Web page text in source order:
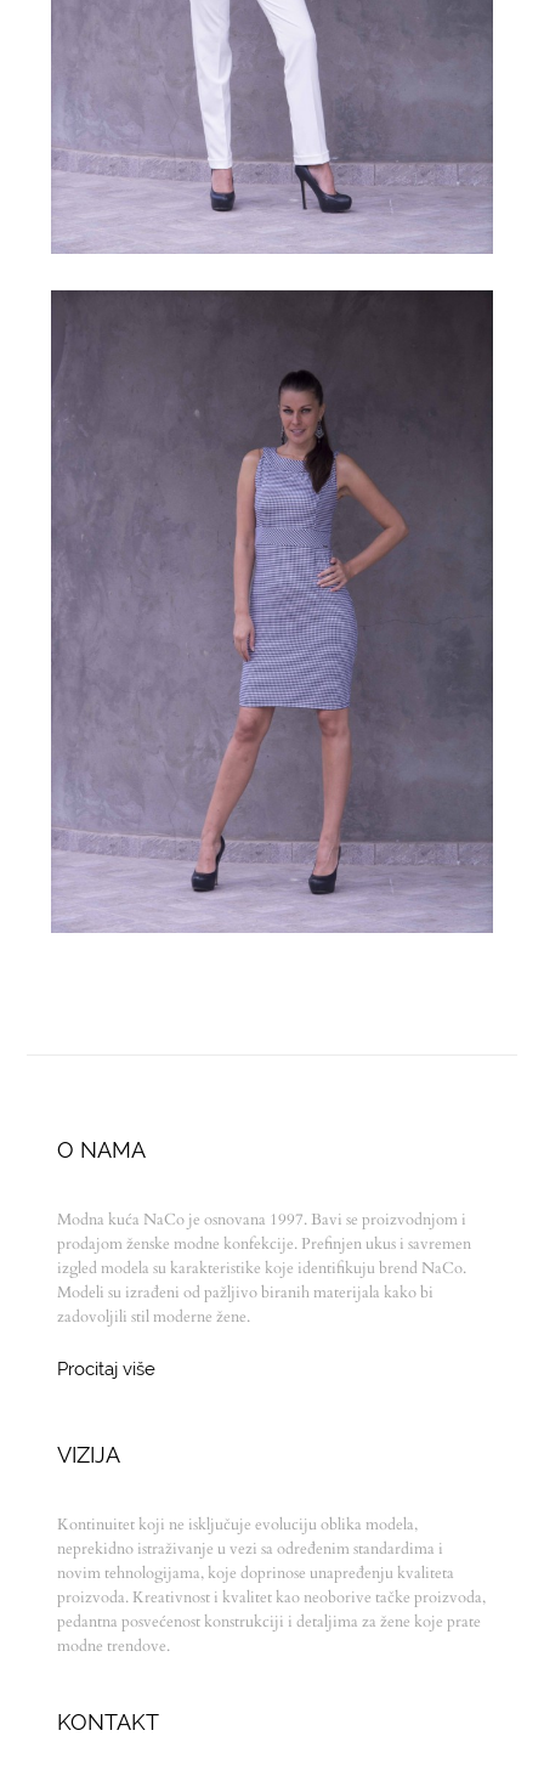
O NAMA
Modna kuća NaCo je osnovana 1997. Bavi se proizvodnjom i
prodajom ženske modne konfekcije. Prefinjen ukus i savremen
izgled modela su karakteristike koje identifikuju brend NaCo.
Modeli su izrađeni od pažljivo biranih materijala kako bi
zadovoljili stil moderne žene.
Procitaj više
VIZIJA
Kontinuitet koji ne isključuje evoluciju oblika modela,
neprekidno istraživanje u vezi sa određenim standardima i
novim tehnologijama, koje doprinose unapređenju kvaliteta
proizvoda. Kreativnost i kvalitet kao neoborive tačke proizvoda,
pedantna posvećenost konstrukciji i detaljima za žene koje prate
modne trendove.
KONTAKT